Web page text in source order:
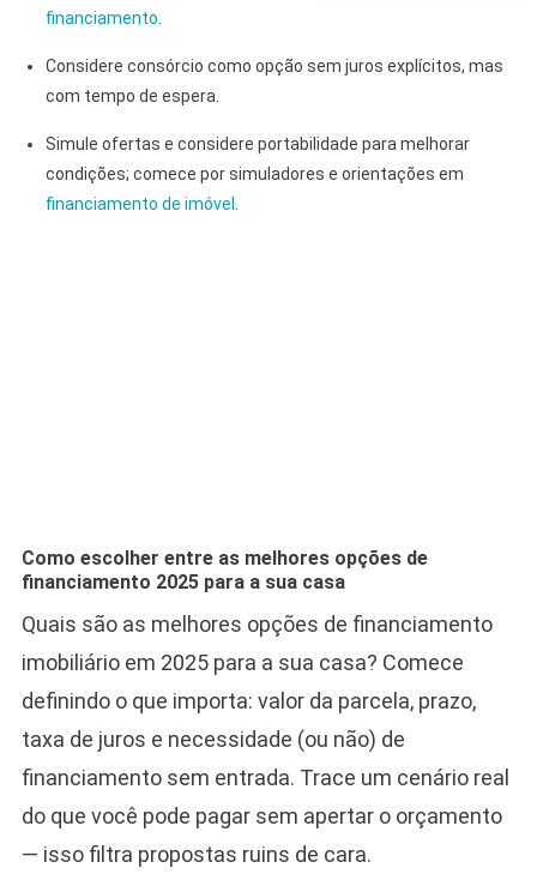
financiamento.
Considere consórcio como opção sem juros explícitos, mas
com tempo de espera.
Simule ofertas e considere portabilidade para melhorar
condições; comece por simuladores e orientações em
financiamento de imóvel .
Como escolher entre as melhores opções de
financiamento 2025 para a sua casa
Quais são as melhores opções de financiamento
imobiliário em 2025 para a sua casa? Comece
definindo o que importa: valor da parcela, prazo,
taxa de juros e necessidade (ou não) de
financiamento sem entrada. Trace um cenário real
do que você pode pagar sem apertar o orçamento
— isso filtra propostas ruins de cara.